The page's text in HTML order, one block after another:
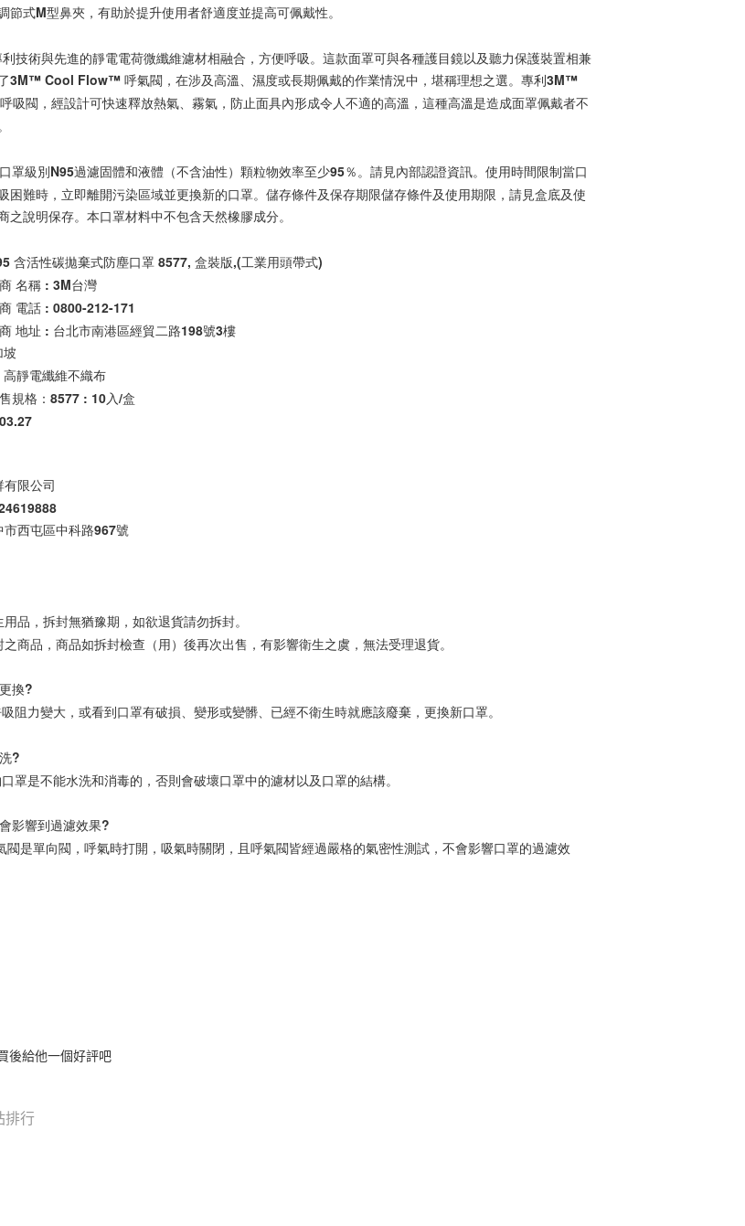
節式M型鼻夾，有助於提升使用者舒適度並提高可佩戴性。
技術與先進的靜電電荷微纖維濾材相融合，方便呼吸。這款面罩可與各種護目鏡以及聽力保護裝置相兼
3M™ Cool Flow™ 呼氣閥，在涉及高溫、濕度或長期佩戴的作業情況中，堪稱理想之選。專利3M™
閥，經設計可快速釋放熱氣、霧氣，防止面具內形成令人不適的高溫，這種高溫是造成面罩佩戴者不
口罩級別N95過濾固體和液體（不含油性）顆粒物效率至少95％。請見內部認證資訊。使用時間限制當口
困難時，立即離開污染區域並更換新的口罩。儲存條件及保存期限儲存條件及使用期限，請見盒底及使
之說明保存。本口罩材料中不包含天然橡膠成分。
含活性碳拋棄式防塵口罩 8577, 盒裝版,(工業用頭帶式)
名稱 : 3M台灣
電話 : 0800-212-171
地址 : 台北市南港區經貿二路198號3樓
靜電纖維不織布
規格：8577 : 10入/盒
限公司
西屯區中科路967號
品，拆封無猶豫期，如欲退貨請勿拆封。
商品，商品如拆封檢查（用）後再次出售，有影響衛生之虞，無法受理退貨。
換?
阻力變大，或看到口罩有破損、變形或變髒、已經不衛生時就應該廢棄，更換新口罩。
?
罩是不能水洗和消毒的，否則會破壞口罩中的濾材以及口罩的結構。
影響到過濾效果?
是單向閥，呼氣時打開，吸氣時關閉，且呼氣閥皆經過嚴格的氣密性測試，不會影響口罩的過濾效
後給他一個好評吧
排行